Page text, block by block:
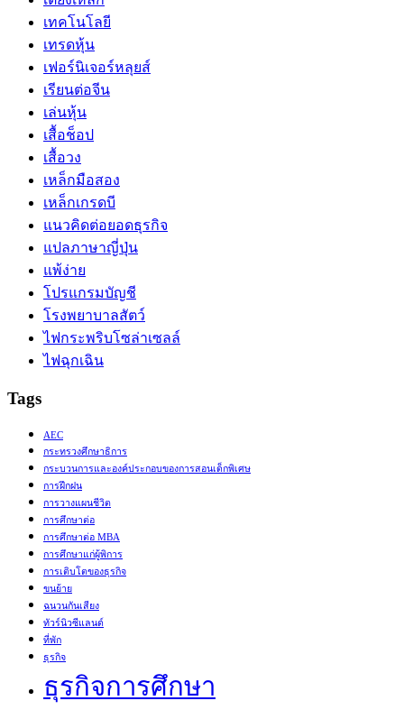
เทคโนโลยี
เทรดหุ้น
เฟอร์นิเจอร์หลุยส์
เรียนต่อจีน
เล่นหุ้น
เสื้อช็อป
เสื้อวง
เหล็กมือสอง
เหล็กเกรดบี
แนวคิดต่อยอดธุรกิจ
แปลภาษาญี่ปุ่น
แพ้ง่าย
โปรแกรมบัญชี
โรงพยาบาลสัตว์
ไฟกระพริบโซล่าเซลล์
ไฟฉุกเฉิน
Tags
AEC
กระทรวงศึกษาธิการ
กระบวนการและองค์ประกอบของการสอนเด็กพิเศษ
การฝึกฝน
การวางแผนชีวิต
การศึกษาต่อ
การศึกษาต่อ MBA
การศึกษาแก่ผู้พิการ
การเติบโตของธุรกิจ
ขนย้าย
ฉนวนกันเสียง
ทัวร์นิวซีแลนด์
ที่พัก
ธุรกิจ
ธุรกิจการศึกษา